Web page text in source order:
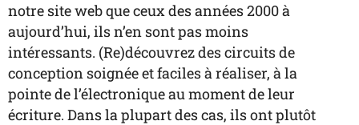
notre site web que ceux des années 2000 à
aujourd’hui, ils n’en sont pas moins
intéressants. (Re)découvrez des circuits de
conception soignée et faciles à réaliser, à la
pointe de l’électronique au moment de leur
écriture. Dans la plupart des cas, ils ont plutôt